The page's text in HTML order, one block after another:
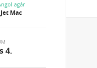
agár
Jet Mac
4.